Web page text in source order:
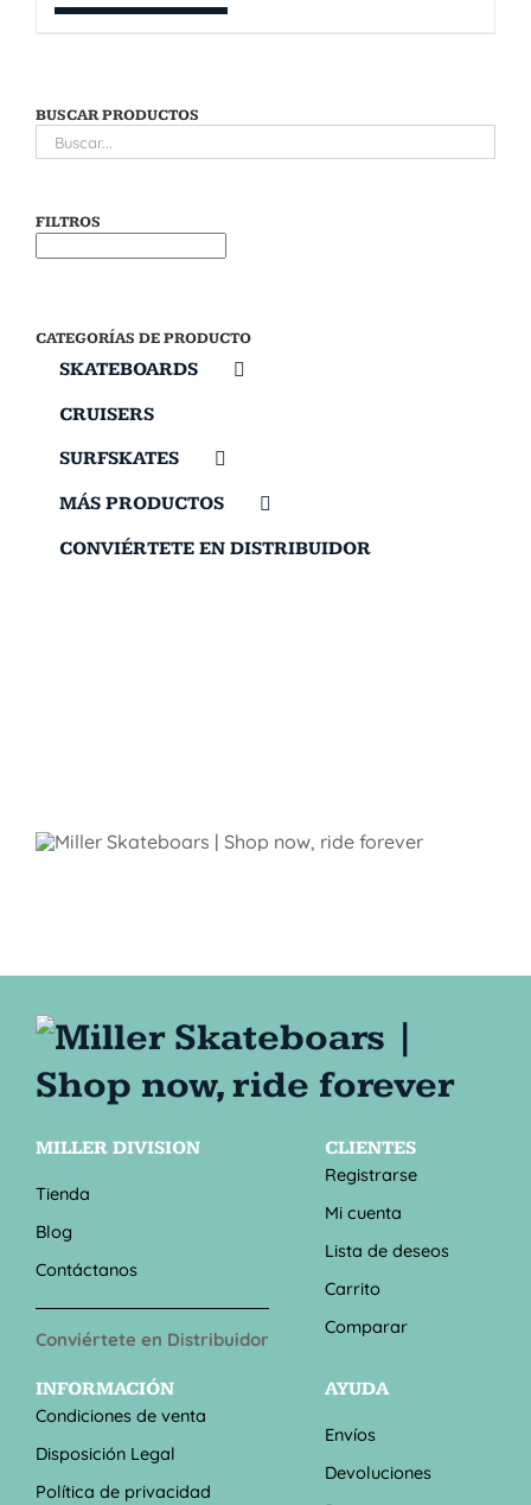
BUSCAR PRODUCTOS
FILTROS
CATEGORÍAS DE PRODUCTO
SKATEBOARDS
CRUISERS
SURFSKATES
MÁS PRODUCTOS
CONVIÉRTETE EN DISTRIBUIDOR
MILLER DIVISION
Tienda
Blog
Contáctanos
Conviértete en Distribuidor
CLIENTES
Registrarse
Mi cuenta
Lista de deseos
Carrito
Comparar
INFORMACIÓN
Condiciones de venta
Disposición Legal
Política de privacidad
AYUDA
Envíos
Devoluciones